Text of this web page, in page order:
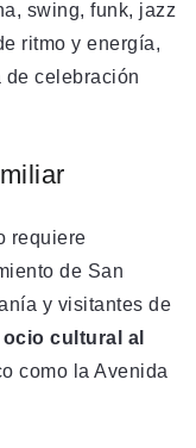
swing, funk, jazz
ritmo y energía,
de celebración
requiere
de San
y visitantes de
ocio cultural al
como la Avenida